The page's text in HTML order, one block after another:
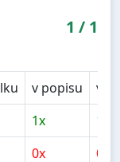
1 / 1
v popisu
v
1x
1x
0x
0x